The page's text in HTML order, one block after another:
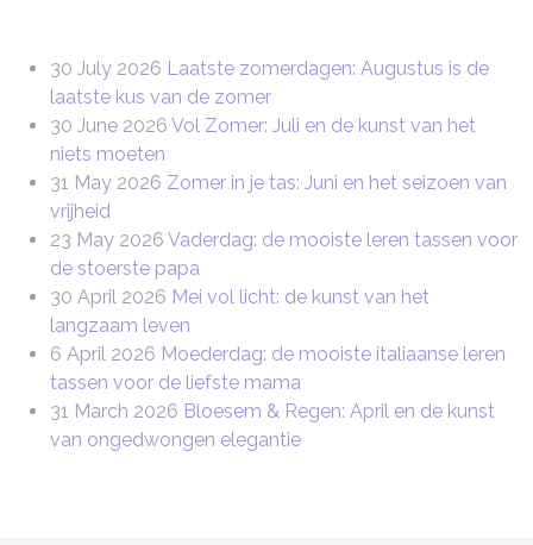
30 July 2026 Laatste zomerdagen: Augustus is de
laatste kus van de zomer
30 June 2026 Vol Zomer: Juli en de kunst van het
niets moeten
31 May 2026 Zomer in je tas: Juni en het seizoen van
vrijheid
23 May 2026 Vaderdag: de mooiste leren tassen voor
de stoerste papa
30 April 2026 Mei vol licht: de kunst van het
langzaam leven
6 April 2026 Moederdag: de mooiste italiaanse leren
tassen voor de liefste mama
31 March 2026 Bloesem & Regen: April en de kunst
van ongedwongen elegantie